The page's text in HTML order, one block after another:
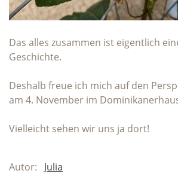
Das alles zusammen ist eigentlich
Geschichte.
Deshalb freue ich mich auf den
am 4. November im
Vielleicht sehen wir uns ja dort!
Autor: Julia